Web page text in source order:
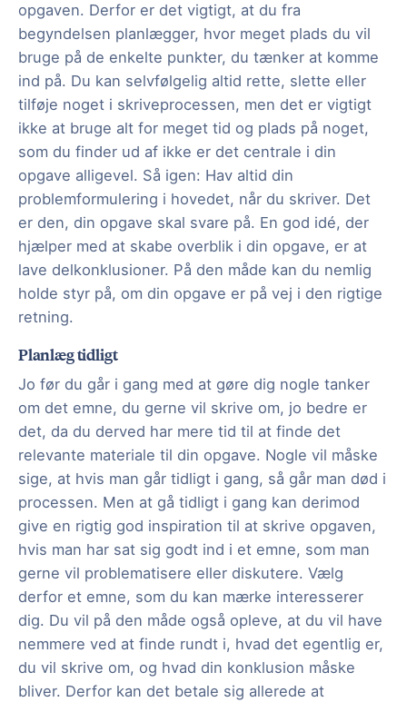
opgaven. Derfor er det vigtigt, at du fra
begyndelsen planlægger, hvor meget plads du vil
bruge på de enkelte punkter, du tænker at komme
ind på. Du kan selvfølgelig altid rette, slette eller
tilføje noget i skriveprocessen, men det er vigtigt
ikke at bruge alt for meget tid og plads på noget,
som du finder ud af ikke er det centrale i din
opgave alligevel. Så igen: Hav altid din
problemformulering i hovedet, når du skriver. Det
er den, din opgave skal svare på. En god idé, der
hjælper med at skabe overblik i din opgave, er at
lave delkonklusioner. På den måde kan du nemlig
holde styr på, om din opgave er på vej i den rigtige
retning.
Planlæg tidligt
Jo før du går i gang med at gøre dig nogle tanker
om det emne, du gerne vil skrive om, jo bedre er
det, da du derved har mere tid til at finde det
relevante materiale til din opgave. Nogle vil måske
sige, at hvis man går tidligt i gang, så går man død i
processen. Men at gå tidligt i gang kan derimod
give en rigtig god inspiration til at skrive opgaven,
hvis man har sat sig godt ind i et emne, som man
gerne vil problematisere eller diskutere. Vælg
derfor et emne, som du kan mærke interesserer
dig. Du vil på den måde også opleve, at du vil have
nemmere ved at finde rundt i, hvad det egentlig er,
du vil skrive om, og hvad din konklusion måske
bliver. Derfor kan det betale sig allerede at